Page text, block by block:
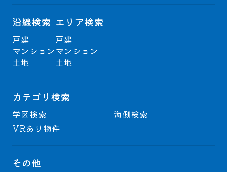
沿線検索
戸建
マンション
土地
エリア検索
戸建
マンション
土地
カテゴリ検索
学区検索
海側検索
VRあり物件
その他